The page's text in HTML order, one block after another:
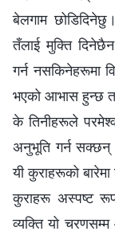
बेलगाम
तँलाई मुक्ति
गर्न नसकिनेहरूमा
भएको आभास हुन्छ
के तिनीहरूले
अनुभूति गर्न सक्छन्
यी कुराहरूको
कुराहरू अस्पष्ट
व्यक्ति यो